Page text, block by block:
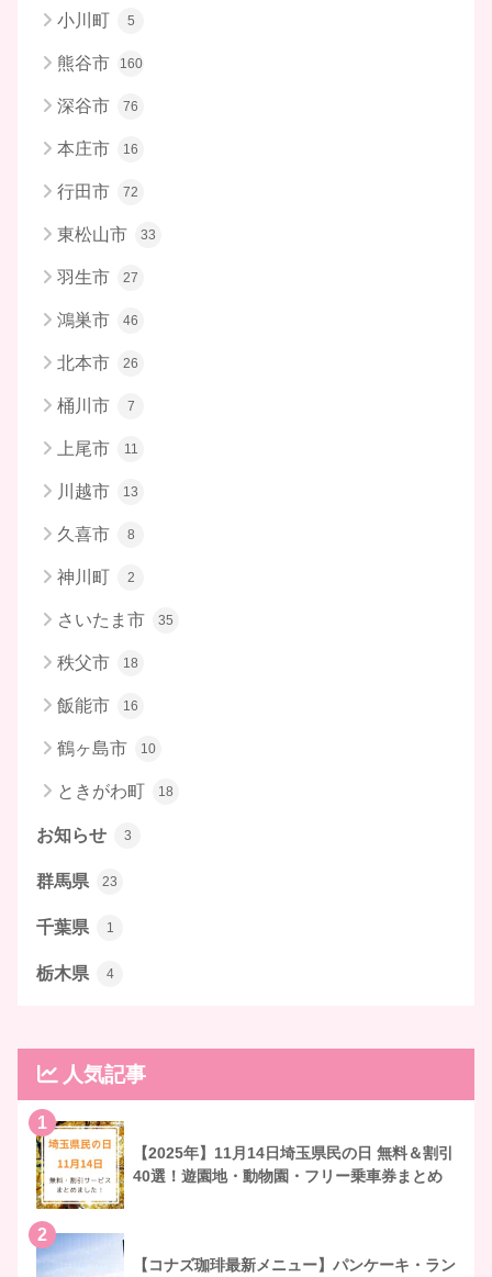
小川町 5
熊谷市 160
深谷市 76
本庄市 16
行田市 72
東松山市 33
羽生市 27
鴻巣市 46
北本市 26
桶川市 7
上尾市 11
川越市 13
久喜市 8
神川町 2
さいたま市 35
秩父市 18
飯能市 16
鶴ヶ島市 10
ときがわ町 18
お知らせ 3
群馬県 23
千葉県 1
栃木県 4
人気記事
1
【2025年】11月14日埼玉県民の日 無料＆割引
40選！遊園地・動物園・フリー乗車券まとめ
2
【コナズ珈琲最新メニュー】パンケーキ・ラン